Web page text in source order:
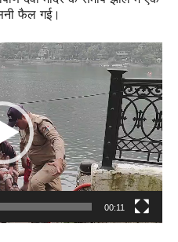
फैल गई।
00:11